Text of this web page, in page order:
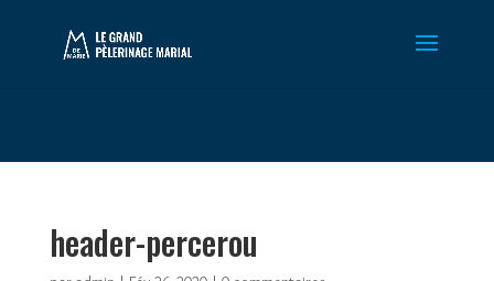
: Constant WP_CRON_LOCK_TIMEOUT already defined in
/htdocs/wp-config.phpon line
header-percerou